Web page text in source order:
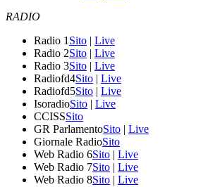
RADIO
Radio 1 Sito | Live
Radio 2Sito | Live
Radio 3Sito | Live
Radiofd4Sito | Live
Radiofd5Sito | Live
IsoradioSito | Live
CCISSSito
GR ParlamentoSito | Live
Giornale RadioSito
Web Radio 6Sito | Live
Web Radio 7Sito | Live
Web Radio 8Sito | Live